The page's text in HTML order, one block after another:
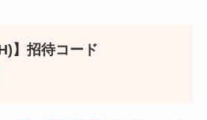
】招待コード